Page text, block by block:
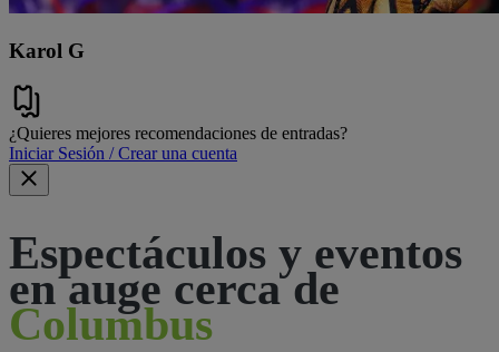
Karol G
¿Quieres mejores recomendaciones de entradas?
Iniciar Sesión / Crear una cuenta
Espectáculos y eventos
en auge cerca de
Columbus